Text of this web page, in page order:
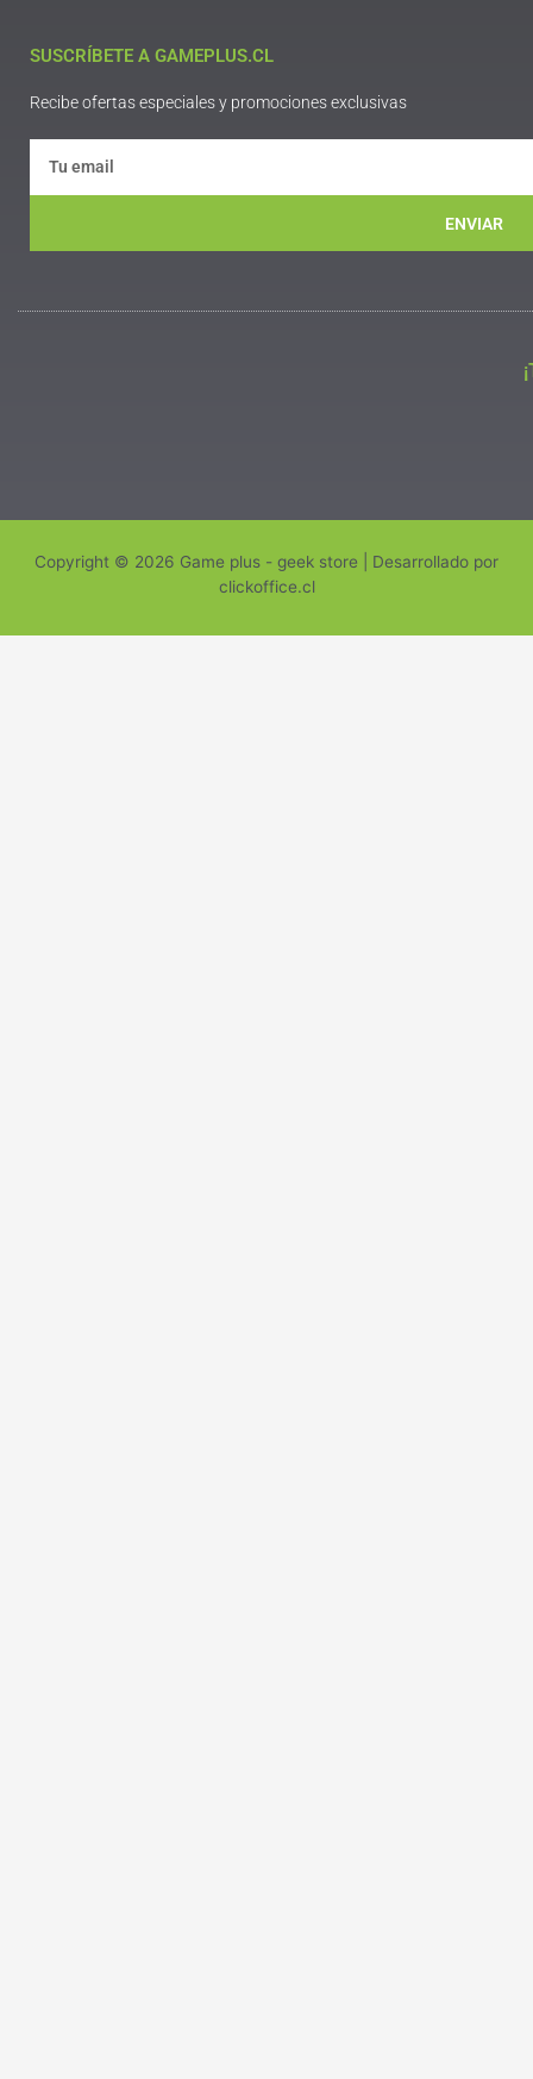
SUSCRÍBETE A GAMEPLUS.CL
Recibe ofertas especiales y promociones exclusivas
ENVIAR
Copyright © 2026 Game plus - geek store | Desarrollado por
clickoffice.cl